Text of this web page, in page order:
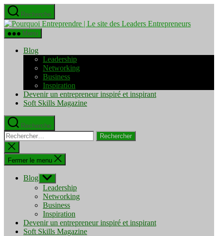
Aller
au
contenu
Recherche
Pourquoi
Menu
Blog
Leadership
Networking
Business
Inspiration
Devenir un entrepreneur inspiré et inspirant
Soft Skills Magazine
Recherche
Rechercher :
Fermer
la
recherche
Fermer le menu
Blog Afficher
le
sous-
menu
Leadership
Networking
Business
Inspiration
Devenir un entrepreneur inspiré et inspirant
Soft Skills Magazine